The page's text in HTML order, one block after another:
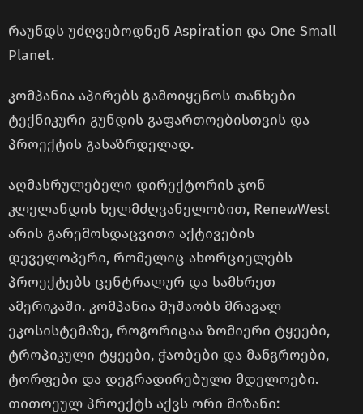
რაუნდს უძღვებოდნენ Aspiration და One Small
Planet.
კომპანია აპირებს გამოიყენოს თანხები
ტექნიკური გუნდის გაფართოებისთვის და
პროექტის გასაზრდელად.
აღმასრულებელი დირექტორის ჯონ
კლელანდის ხელმძღვანელობით, RenewWest
არის გარემოსდაცვითი აქტივების
დეველოპერი, რომელიც ახორციელებს
პროექტებს ცენტრალურ და სამხრეთ
ამერიკაში. კომპანია მუშაობს მრავალ
ეკოსისტემაზე, როგორიცაა ზომიერი ტყეები,
ტროპიკული ტყეები, ჭაობები და მანგროები,
ტორფები და დეგრადირებული მდელოები.
თითოეულ პროექტს აქვს ორი მიზანი: